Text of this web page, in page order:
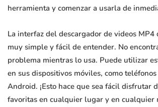
herramienta y comenzar a usarla de
La interfaz del descargador de videos MP4
muy simple y fácil de entender. No
problema mientras lo usa. Puede utilizar
en sus dispositivos móviles, como
Android. ¡Esto hace que sea fácil disfrutar
favoritas en cualquier lugar y en cualquier